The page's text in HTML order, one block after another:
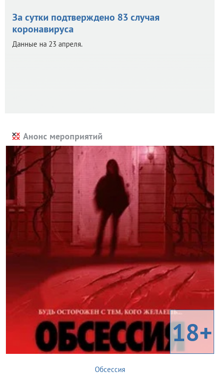
За сутки подтверждено 83 случая
коронавируса
Данные на 23 апреля.
Анонс мероприятий
18+
Обсессия